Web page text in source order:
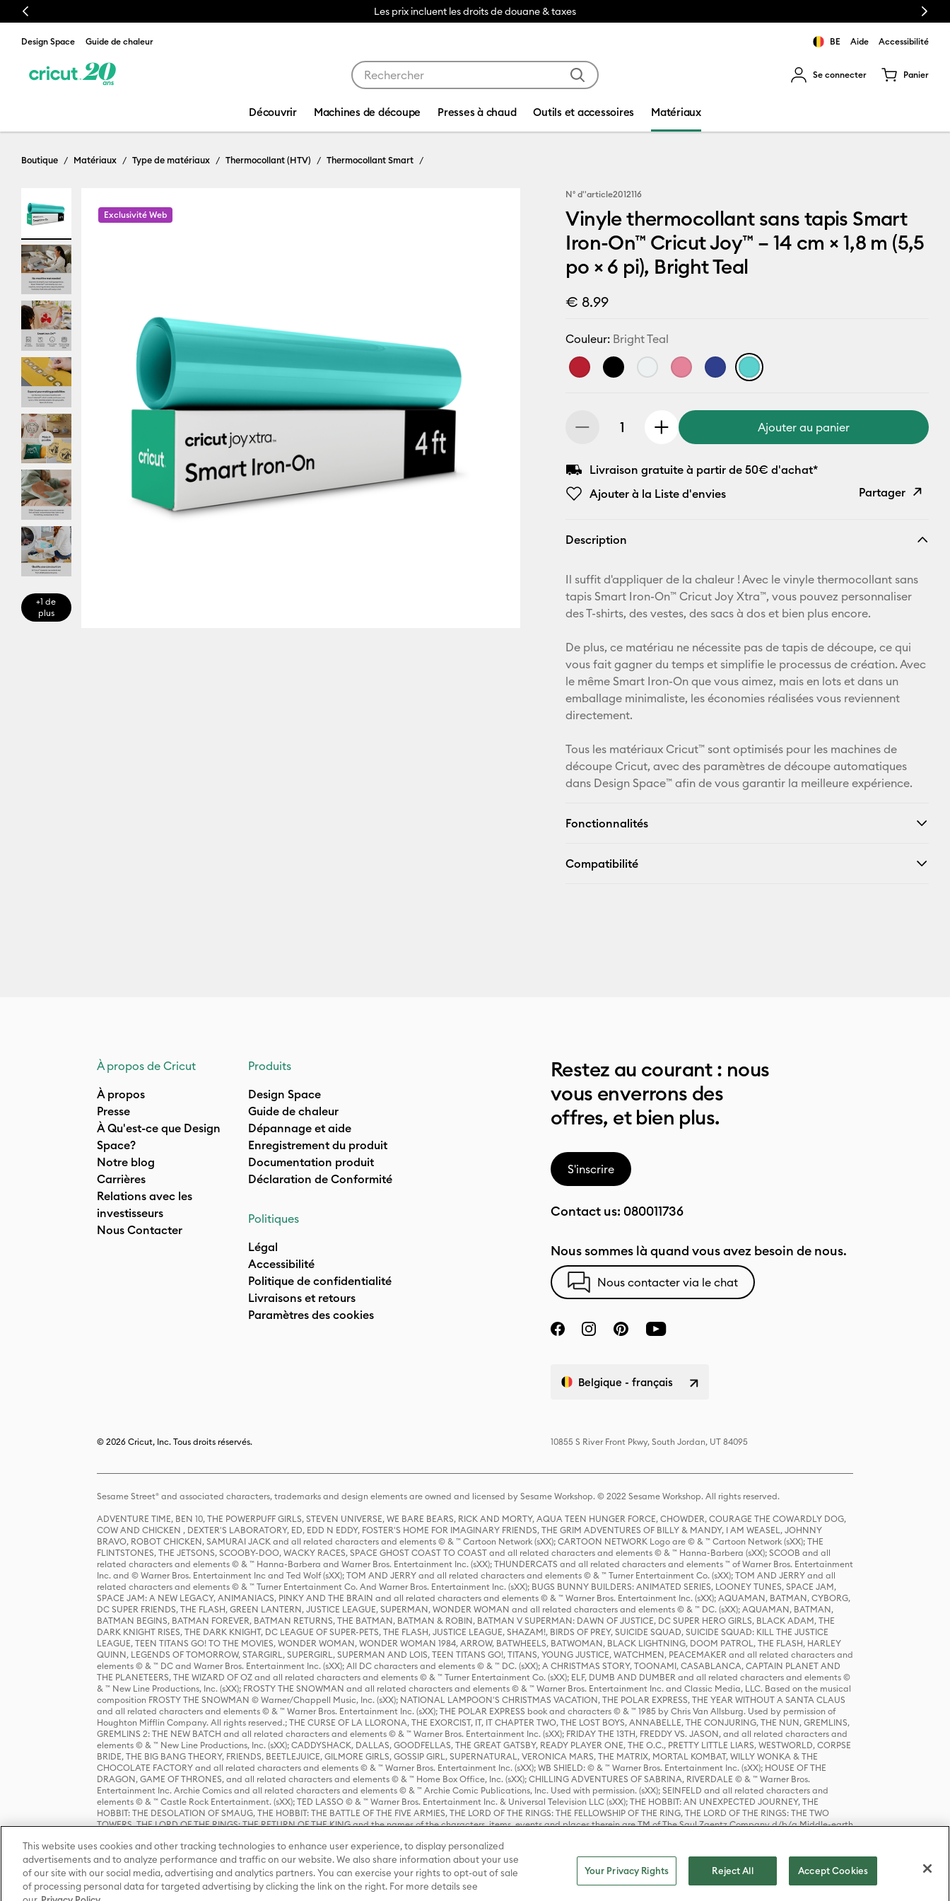
Previous Les prix incluent les droits de douane & taxes Next
Design Space Guide de chaleur BE Aide Accessibilité
Se connecter Panier
Découvrir Machines de découpe Presses à chaud Outils et accessoires Matériaux
Boutique Matériaux Type de matériaux Thermocollant (HTV) Thermocollant Smart
+1 de
plus
Exclusivité Web
N° d''article2012116
Vinyle thermocollant sans tapis Smart
Iron-On™ Cricut Joy™ – 14 cm × 1,8 m (5,5
po × 6 pi), Bright Teal
€ 8.99
Couleur: Bright Teal
Ajouter au panier
Livraison gratuite à partir de 50€ d'achat*
Ajouter à la Liste d'envies
Partager
E-mail
Pinterest
Facebook
X
Description
Il suffit d'appliquer de la chaleur ! Avec le vinyle thermocollant sans
tapis Smart Iron-On™ Cricut Joy Xtra™, vous pouvez personnaliser
des T-shirts, des vestes, des sacs à dos et bien plus encore.
De plus, ce matériau ne nécessite pas de tapis de découpe, ce qui
vous fait gagner du temps et simplifie le processus de création. Avec
le même Smart Iron-On que vous aimez, mais en lots et dans un
emballage minimaliste, les économies réalisées vous reviennent
directement.
Tous les matériaux Cricut™ sont optimisés pour les machines de
découpe Cricut, avec des paramètres de découpe automatiques
dans Design Space™ afin de vous garantir la meilleure expérience.
Fonctionnalités
Compatibilité
À propos de Cricut
À propos
Presse
À Qu'est-ce que Design
Space?
Notre blog
Carrières
Relations avec les
investisseurs
Nous Contacter
Produits
Design Space
Guide de chaleur
Dépannage et aide
Enregistrement du produit
Documentation produit
Déclaration de Conformité
Politiques
Légal
Accessibilité
Politique de confidentialité
Livraisons et retours
Paramètres des cookies
Restez au courant : nous
vous enverrons des
offres, et bien plus.
S'inscrire
Contact us: 080011736
Nous sommes là quand vous avez besoin de nous.
Nous contacter via le chat
Belgique - français
© 2026 Cricut, Inc. Tous droits réservés. 10855 S River Front Pkwy, South Jordan, UT 84095
Sesame Street® and associated characters, trademarks and design elements are owned and licensed by Sesame Workshop. © 2022 Sesame Workshop. All rights reserved.
ADVENTURE TIME, BEN 10, THE POWERPUFF GIRLS, STEVEN UNIVERSE, WE BARE BEARS, RICK AND MORTY, AQUA TEEN HUNGER FORCE, CHOWDER, COURAGE THE COWARDLY DOG,
COW AND CHICKEN , DEXTER'S LABORATORY, ED, EDD N EDDY, FOSTER'S HOME FOR IMAGINARY FRIENDS, THE GRIM ADVENTURES OF BILLY & MANDY, I AM WEASEL, JOHNNY
BRAVO, ROBOT CHICKEN, SAMURAI JACK and all related characters and elements © & ™ Cartoon Network (sXX); CARTOON NETWORK Logo are © & ™ Cartoon Network (sXX); THE
FLINTSTONES, THE JETSONS, SCOOBY-DOO, WACKY RACES, SPACE GHOST COAST TO COAST and all related characters and elements © & ™ Hanna-Barbera (sXX); SCOOB and all
related characters and elements © & ™ Hanna-Barbera and Warner Bros. Entertainment Inc. (sXX); THUNDERCATS and all related characters and elements ™ of Warner Bros. Entertainment
Inc. and © Warner Bros. Entertainment Inc and Ted Wolf (sXX); TOM AND JERRY and all related characters and elements © & ™ Turner Entertainment Co. (sXX); TOM AND JERRY and all
related characters and elements © & ™ Turner Entertainment Co. And Warner Bros. Entertainment Inc. (sXX); BUGS BUNNY BUILDERS: ANIMATED SERIES, LOONEY TUNES, SPACE JAM,
SPACE JAM: A NEW LEGACY, ANIMANIACS, PINKY AND THE BRAIN and all related characters and elements © & ™ Warner Bros. Entertainment Inc. (sXX); AQUAMAN, BATMAN, CYBORG,
DC SUPER FRIENDS, THE FLASH, GREEN LANTERN, JUSTICE LEAGUE, SUPERMAN, WONDER WOMAN and all related characters and elements © & ™ DC. (sXX); AQUAMAN, BATMAN,
BATMAN BEGINS, BATMAN FOREVER, BATMAN RETURNS, THE BATMAN, BATMAN & ROBIN, BATMAN V SUPERMAN: DAWN OF JUSTICE, DC SUPER HERO GIRLS, BLACK ADAM, THE
DARK KNIGHT RISES, THE DARK KNIGHT, DC LEAGUE OF SUPER-PETS, THE FLASH, JUSTICE LEAGUE, SHAZAM!, BIRDS OF PREY, SUICIDE SQUAD, SUICIDE SQUAD: KILL THE JUSTICE
LEAGUE, TEEN TITANS GO! TO THE MOVIES, WONDER WOMAN, WONDER WOMAN 1984, ARROW, BATWHEELS, BATWOMAN, BLACK LIGHTNING, DOOM PATROL, THE FLASH, HARLEY
QUINN, LEGENDS OF TOMORROW, STARGIRL, SUPERGIRL, SUPERMAN AND LOIS, TEEN TITANS GO!, TITANS, YOUNG JUSTICE, WATCHMEN, PEACEMAKER and all related characters and
elements © & ™ DC and Warner Bros. Entertainment Inc. (sXX); All DC characters and elements © & ™ DC. (sXX); A CHRISTMAS STORY, TOONAMI, CASABLANCA, CAPTAIN PLANET AND
THE PLANETEERS, THE WIZARD OF OZ and all related characters and elements © & ™ Turner Entertainment Co. (sXX); ELF, DUMB AND DUMBER and all related characters and elements ©
& ™ New Line Productions, Inc. (sXX); FROSTY THE SNOWMAN and all related characters and elements © & ™ Warner Bros. Entertainment Inc. and Classic Media, LLC. Based on the musical
composition FROSTY THE SNOWMAN © Warner/Chappell Music, Inc. (sXX); NATIONAL LAMPOON'S CHRISTMAS VACATION, THE POLAR EXPRESS, THE YEAR WITHOUT A SANTA CLAUS
and all related characters and elements © & ™ Warner Bros. Entertainment Inc. (sXX); THE POLAR EXPRESS book and characters © & ™ 1985 by Chris Van Allsburg. Used by permission of
Houghton Mifflin Company. All rights reserved.; THE CURSE OF LA LLORONA, THE EXORCIST, IT, IT CHAPTER TWO, THE LOST BOYS, ANNABELLE, THE CONJURING, THE NUN, GREMLINS,
GREMLINS 2: THE NEW BATCH and all related characters and elements © & ™ Warner Bros. Entertainment Inc. (sXX); FRIDAY THE 13TH, FREDDY VS. JASON, and all related characters and
elements © & ™ New Line Productions, Inc. (sXX); CADDYSHACK, DALLAS, GOODFELLAS, THE GREAT GATSBY, READY PLAYER ONE, THE O.C., PRETTY LITTLE LIARS, WESTWORLD, CORPSE
BRIDE, THE BIG BANG THEORY, FRIENDS, BEETLEJUICE, GILMORE GIRLS, GOSSIP GIRL, SUPERNATURAL, VERONICA MARS, THE MATRIX, MORTAL KOMBAT, WILLY WONKA & THE
CHOCOLATE FACTORY and all related characters and elements © & ™ Warner Bros. Entertainment Inc. (sXX); WB SHIELD: © & ™ Warner Bros. Entertainment Inc. (sXX); HOUSE OF THE
DRAGON, GAME OF THRONES, and all related characters and elements © & ™ Home Box Office, Inc. (sXX); CHILLING ADVENTURES OF SABRINA, RIVERDALE © & ™ Warner Bros.
Entertainment Inc. Archie Comics and all related characters and elements © & ™ Archie Comic Publications, Inc. Used with permission. (sXX); SEINFELD and all related characters and
elements © & ™ Castle Rock Entertainment. (sXX); TED LASSO © & ™ Warner Bros. Entertainment Inc. & Universal Television LLC (sXX); THE HOBBIT: AN UNEXPECTED JOURNEY, THE
HOBBIT: THE DESOLATION OF SMAUG, THE HOBBIT: THE BATTLE OF THE FIVE ARMIES, THE LORD OF THE RINGS: THE FELLOWSHIP OF THE RING, THE LORD OF THE RINGS: THE TWO
TOWERS, THE LORD OF THE RINGS: THE RETURN OF THE KING and the names of the characters, items, events and places therein are TM of The Saul Zaentz Company d/b/a Middle-earth
Warner Bros. Entertainment Inc. (sXX); WIZARDING WORLD and all related trademarks, characters, names, and indicia are © & ™ Warner Bros. Entertainment Inc. (sXX); © Warner Bros.
Entertainment Inc. All rights reserved.
This website uses cookies and other tracking technologies to enhance user experience, to display personalized
advertisements and to analyze performance and traffic on our website. We also share information about your use
of our site with our social media, advertising and analytics partners. You can exercise your rights to opt-out of sale
of processing personal data for targeted advertising by clicking the link on the right. For more details see
Your Privacy Rights Reject All Accept Cookies